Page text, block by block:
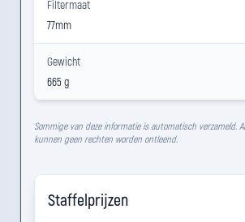
Filtermaat
77mm
Gewicht
665 g
Sommige van deze informatie is automatisch verzameld.
kunnen geen rechten worden ontleend.
Staffelprijzen